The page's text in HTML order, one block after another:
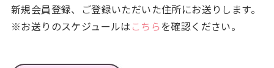
新規会員登録、ご登録いただいた住所にお送りします。
※お送りのスケジュールは こちらを確認ください。